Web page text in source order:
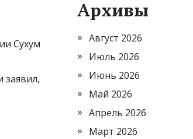
Сухум
Архивы
Август 2026
Июль 2026
Июнь 2026
Май 2026
Апрель 2026
Март 2026